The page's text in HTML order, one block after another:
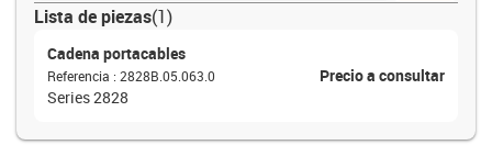
Lista de piezas(1)
Cadena portacables
Referencia : 2828B.05.063.0
Precio a consultar
Series 2828